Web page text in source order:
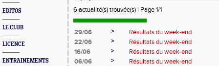
EDITOS
LE CLUB
LICENCE
ENTRAINEMENTS
6 actualité(s) trouvée(s) | Page 1/1
29/06 >
Résultats du week-end
22/06
>
Résultats du week-end
16/06
>
Résultats du week-end
06/06
>
Résultats du week-end